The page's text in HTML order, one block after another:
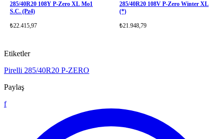
285/40R20 108Y P-Zero XL Mo1
S.C. (Pz4)
₺22.415,97
285/40R20 108V P-Zero Winter XL
(*)
₺21.948,79
Etiketler
Pirelli 285/40R20 P-ZERO
Paylaş
f